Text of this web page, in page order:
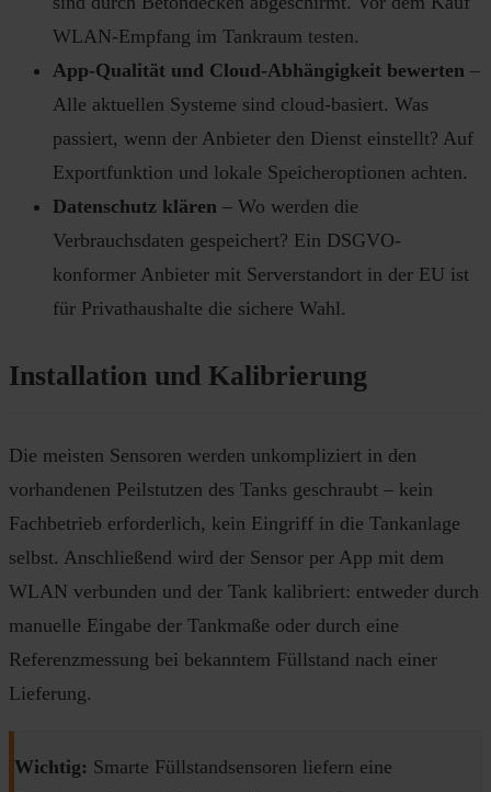
WLAN-Empfang im Tankraum testen.
App-Qualität und Cloud-Abhängigkeit bewerten –
Alle aktuellen Systeme sind cloud-basiert. Was
passiert, wenn der Anbieter den Dienst einstellt? Auf
Exportfunktion und lokale Speicheroptionen achten.
Datenschutz klären – Wo werden die
Verbrauchsdaten gespeichert? Ein DSGVO-
konformer Anbieter mit Serverstandort in der EU ist
für Privathaushalte die sichere Wahl.
Installation und Kalibrierung
Die meisten Sensoren werden unkompliziert in den
vorhandenen Peilstutzen des Tanks geschraubt – kein
Fachbetrieb erforderlich, kein Eingriff in die Tankanlage
selbst. Anschließend wird der Sensor per App mit dem
WLAN verbunden und der Tank kalibriert: entweder durch
manuelle Eingabe der Tankmaße oder durch eine
Referenzmessung bei bekanntem Füllstand nach einer
Lieferung.
Wichtig: Smarte Füllstandsensoren liefern eine